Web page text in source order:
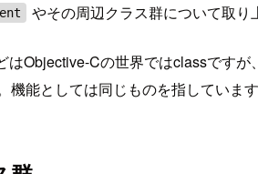
やその周辺クラス群について取り
はObjective-Cの世界ではclassです
能としては同じものを指しています